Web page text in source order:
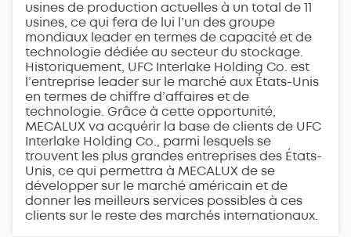
usines de production actuelles à un total de 11
usines, ce qui fera de lui l’un des groupe
mondiaux leader en termes de capacité et de
technologie dédiée au secteur du stockage.
Historiquement, UFC Interlake Holding Co. est
l’entreprise leader sur le marché aux États-Unis
en termes de chiffre d’affaires et de
technologie. Grâce à cette opportunité,
MECALUX va acquérir la base de clients de UFC
Interlake Holding Co., parmi lesquels se
trouvent les plus grandes entreprises des États-
Unis, ce qui permettra à MECALUX de se
développer sur le marché américain et de
donner les meilleurs services possibles à ces
clients sur le reste des marchés internationaux.